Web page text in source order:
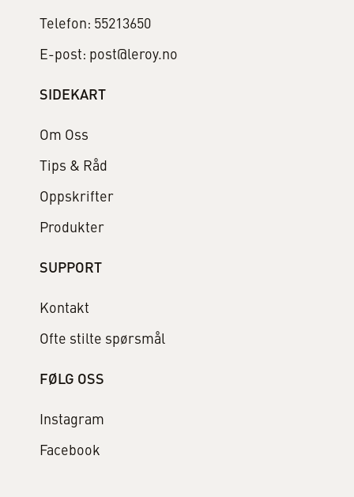
Telefon: 55213650
E-post: post@leroy.no
SIDEKART
Om Oss
Tips & Råd
Oppskrifter
Produkter
SUPPORT
Kontakt
Ofte stilte spørsmål
FØLG OSS
Instagram
Facebook